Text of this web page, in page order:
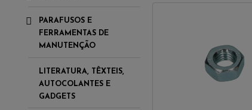
PARAFUSOS E
FERRAMENTAS DE
MANUTENÇÃO
LITERATURA, TÊXTEIS,
AUTOCOLANTES E
GADGETS